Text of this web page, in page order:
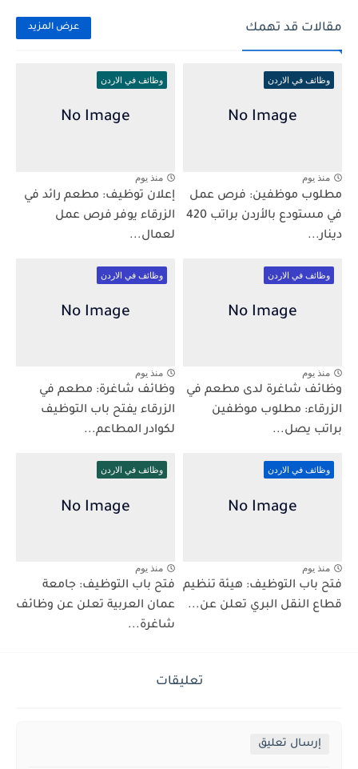
مقالات قد تهمك عرض المزيد
وظائف في الاردن
منذ يوم
مطلوب موظفين: فرص عمل
في مستودع بالأردن براتب 420
دينار...
وظائف في الاردن
منذ يوم
إعلان توظيف: مطعم رائد في
الزرقاء يوفر فرص عمل
لعمال...
وظائف في الاردن
منذ يوم
وظائف شاغرة لدى مطعم في
الزرقاء: مطلوب موظفين
براتب يصل...
وظائف في الاردن
منذ يوم
وظائف شاغرة: مطعم في
الزرقاء يفتح باب التوظيف
لكوادر المطاعم...
وظائف في الاردن
منذ يوم
فتح باب التوظيف: هيئة تنظيم
قطاع النقل البري تعلن عن...
وظائف في الاردن
منذ يوم
فتح باب التوظيف: جامعة
عمان العربية تعلن عن وظائف
شاغرة...
تعليقات
إرسال تعليق